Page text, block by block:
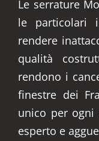
Le serrature
le particolari
rendere
qualità
rendono i
finestre dei
unico per ogni
esperto e